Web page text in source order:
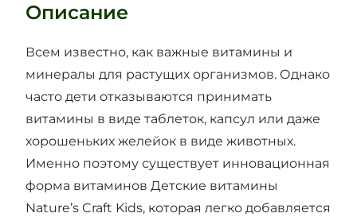
Описание
Всем известно, как важные витамины и
минералы для растущих организмов. Однако
часто дети отказываются принимать
витамины в виде таблеток, капсул или даже
хорошеньких желейок в виде животных.
Именно поэтому существует инновационная
форма витаминов Детские витамины
Nature’s Craft Kids, которая легко добавляется